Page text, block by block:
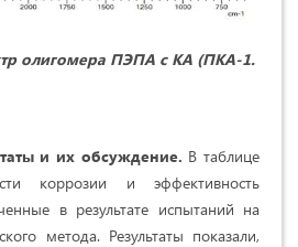
олигомера ПЭПА с КА (ПКА-1.
и их обсуждение. В таблице
коррозии и эффективность
в результате испытаний на
метода. Результаты показали,